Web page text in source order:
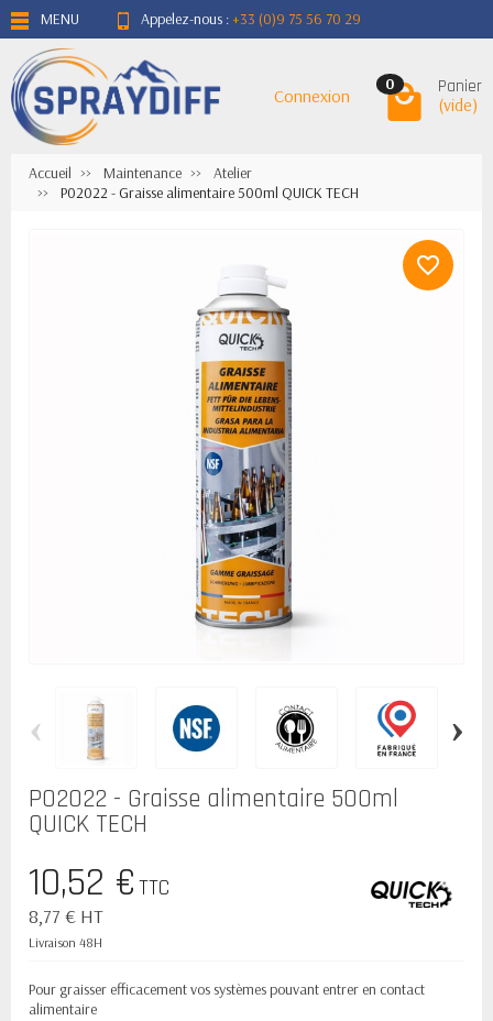
MENU Appelez-nous :+33 (0)9 75 56 70 29
Connexion
0 Panier
(vide)
Accueil Maintenance
Atelier
P02022 - Graisse alimentaire 500ml QUICK TECH
favorite_border
‹ ›
P02022 - Graisse alimentaire 500ml
QUICK TECH
10,52 €TTC
8,77 € HT
Livraison 48H
Pour graisser efficacement vos systèmes pouvant entrer en contact
alimentaire